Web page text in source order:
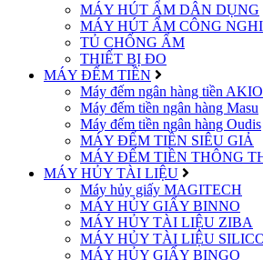
MÁY HÚT ẨM DÂN DỤNG
MÁY HÚT ẨM CÔNG
TỦ CHỐNG ẨM
THIẾT BỊ ĐO
MÁY ĐẾM TIỀN
Máy đếm ngân hàng tiền AKIO
Máy đếm tiền ngân hàng Masu
Máy đếm tiền ngân hàng Oudis
MÁY ĐẾM TIỀN SIÊU GIẢ
MÁY ĐẾM TIỀN THÔNG
MÁY HỦY TÀI LIỆU
Máy hủy giấy MAGITECH
MÁY HỦY GIẤY BINNO
MÁY HỦY TÀI LIỆU ZIBA
MÁY HỦY TÀI LIỆU
MÁY HỦY GIẤY BINGO